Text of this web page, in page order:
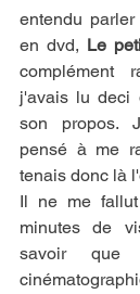
entendu
en dvd, Le
complément
j'avais lu deci
son propos.
pensé à me
tenais donc là
Il ne me
minutes de
savoir que